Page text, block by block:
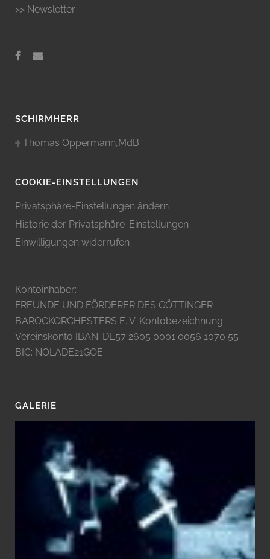
>> Newsletter
SCHIRMHERR
Thomas Oppermann,MdB
COOKIE-EINSTELLUNGEN
Privatsphäre-Einstellungen ändern
Historie der Privatsphäre-Einstellungen
Einwilligungen widerrufen
Kontoinhaber:
FREUNDE UND FÖRDERER DES GÖTTINGER
BAROCKORCHESTERS E. V. Kontobezeichnung:
Vereinskonto IBAN: DE57 2605 0001 0056 1070 55
BIC: NOLADE21GOE
GALERIE